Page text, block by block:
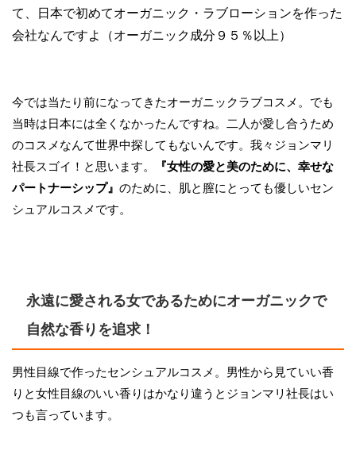
て、日本で初めてオーガニック・ラブローションを作った
会社なんですよ（オーガニック成分９５％以上）
今では当たり前になってきたオーガニックラブコスメ。でも
当時は日本には全くなかったんですね。二人が愛し合うため
のコスメなんて世界中探してもないんです。我々ジョンマリ
社長スゴイ！と思います。
『女性の愛と美のために、幸せな
パートナーシップ』 のために、肌と膣にとっても優しいセン
シュアルコスメです。
永遠に愛される女であるためにオーガニックで
自然な香りを追求！
男性目線で作ったセンシュアルコスメ。男性から見ていい香
りと女性目線のいい香りはかなり違うとジョンマリ社長はい
つも言っています。